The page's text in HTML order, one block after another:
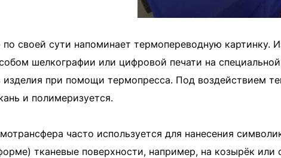
своей сути напоминает термопереводную картинку.
шелкографии или цифровой печати на
изделия при помощи термопресса. Под воздействием
и полимеризуется.
часто используется для нанесения
тканевые поверхности, например, на козырёк